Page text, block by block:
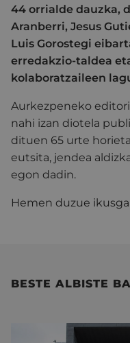
44 orrialde dauzka,
Aranberri, Jesus
Luis Gorostegi
erredakzio-taldea
kolaboratzaileen
Aurkezpeneko
nahi izan diotela
dituen 65 urte
eutsita, jendea
egon dadin.
Hemen duzue
BESTE ALBISTE